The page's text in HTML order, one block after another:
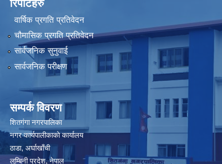
रिपोर्टहरु
वार्षिक प्रगति प्रतिवेदन
चौमासिक प्रगति प्रतिवेदन
सार्वजनिक सुनुवाई
सार्वजनिक परीक्षण
सम्पर्क विवरण
शितगंगा नगरपालिका
नगर कार्यपालीकाकाे कार्यालय
ठाडा, अर्घाखाँची
लुम्बिनी प्रदेश, नेपाल